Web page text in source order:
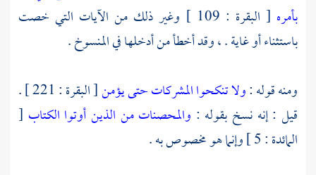
بأمره
[ البقرة : 109 ] وغير ذلك من الآيات التي خصت
باستثناء أو غاية . ، وقد أخطأ من أدخلها في المنسوخ .
ومنه قوله :ولا تنكحوا المشركات حتى يؤمن
[ البقرة : 221 ] .
قيل : إنه نسخ بقوله : والمحصنات من الذين أوتوا الكتاب [
المائدة : 5 ] وإنما هو مخصوص به .